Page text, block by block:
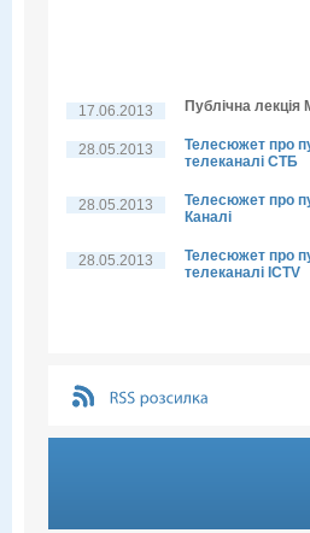
17.06.2013 Публічна лекція
28.05.2013
Телесюжет про
телеканалі СТБ
28.05.2013
Телесюжет про
Каналі
28.05.2013
Телесюжет про
телеканалі ICTV